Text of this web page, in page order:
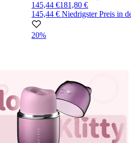
145,44 €181,80 €
145,44 €Niedrigster Preis in
20%